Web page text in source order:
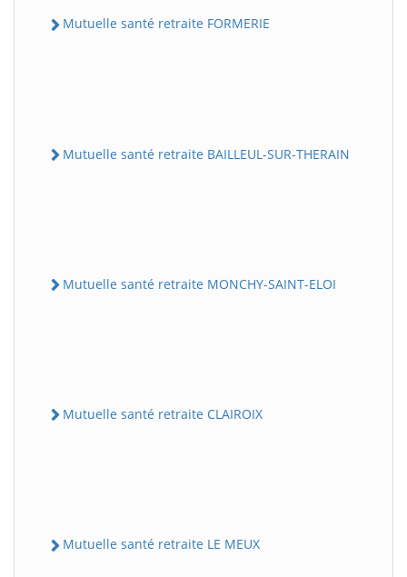
Mutuelle santé retraite FORMERIE
Mutuelle santé retraite BAILLEUL-SUR-THERAIN
Mutuelle santé retraite MONCHY-SAINT-ELOI
Mutuelle santé retraite CLAIROIX
Mutuelle santé retraite LE MEUX